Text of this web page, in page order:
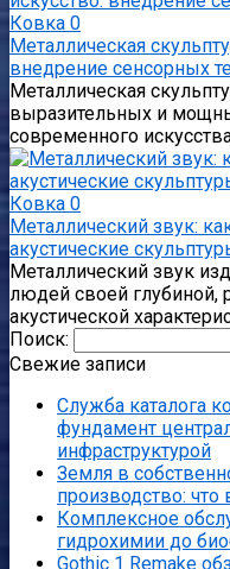
Ковка 0
Металлическая
внедрение сенсорных
Металлическая
выразительных и
современного
Ковка 0
Металлический звук:
акустические
Металлический звук
людей своей глубиной,
акустической
Поиск:
Свежие записи
Служба каталога
фундамент
инфраструктурой
Земля в
производство: что
Комплексное
гидрохимии до
Gothic 1 Remake